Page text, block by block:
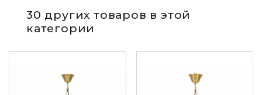
30 других товаров в этой
категории